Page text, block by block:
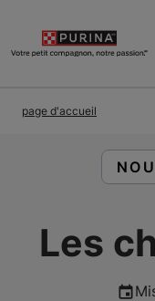
page d'accueil
Les